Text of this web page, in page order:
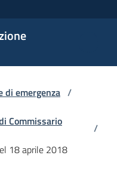
emergenza /
Commissario
/
18 aprile 2018